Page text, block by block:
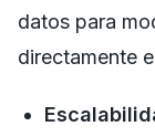
datos para
directamente